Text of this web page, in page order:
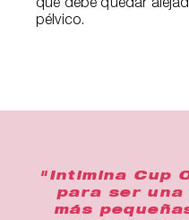
pélvico.
"Intimina Cup
para ser una
más